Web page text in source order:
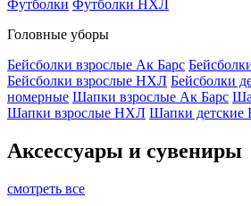
Футболки Футболки НХЛ
Головные уборы
Бейсболки взрослые Ак Барс
Бейсболки взрослые НХЛ Бейсболки
номерные Шапки взрослые Ак Барс
Шапки взрослые НХЛ Шапки
Аксессуары и сувениры
смотреть все